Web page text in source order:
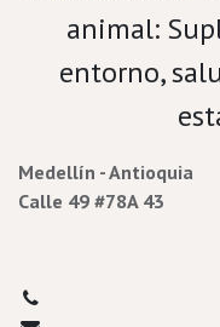
animal:
entorno,
Medellín - Antioquia
Calle 49 #78A 43